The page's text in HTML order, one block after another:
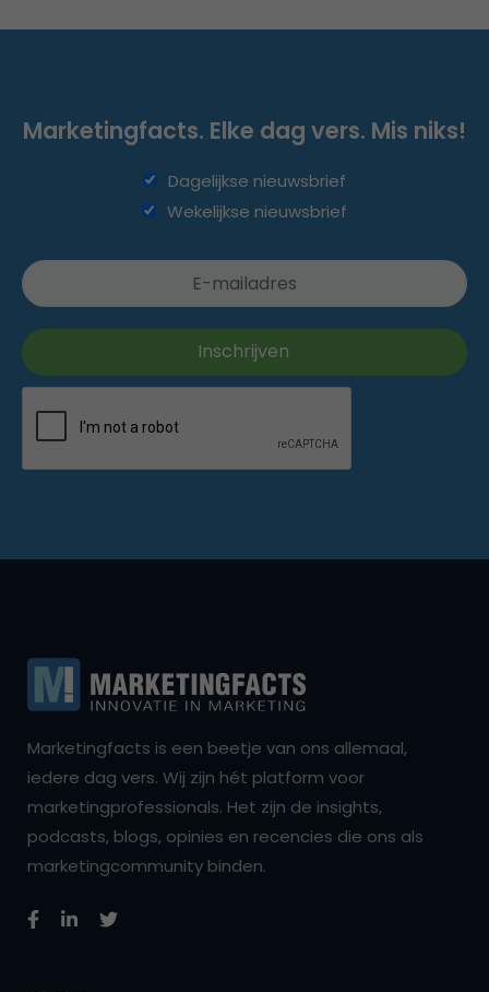
Marketingfacts. Elke dag vers. Mis niks!
Dagelijkse nieuwsbrief
Wekelijkse nieuwsbrief
Marketingfacts is een beetje van ons allemaal,
iedere dag vers. Wij zijn hét platform voor
marketingprofessionals. Het zijn de insights,
podcasts, blogs, opinies en recencies die ons als
marketingcommunity binden.